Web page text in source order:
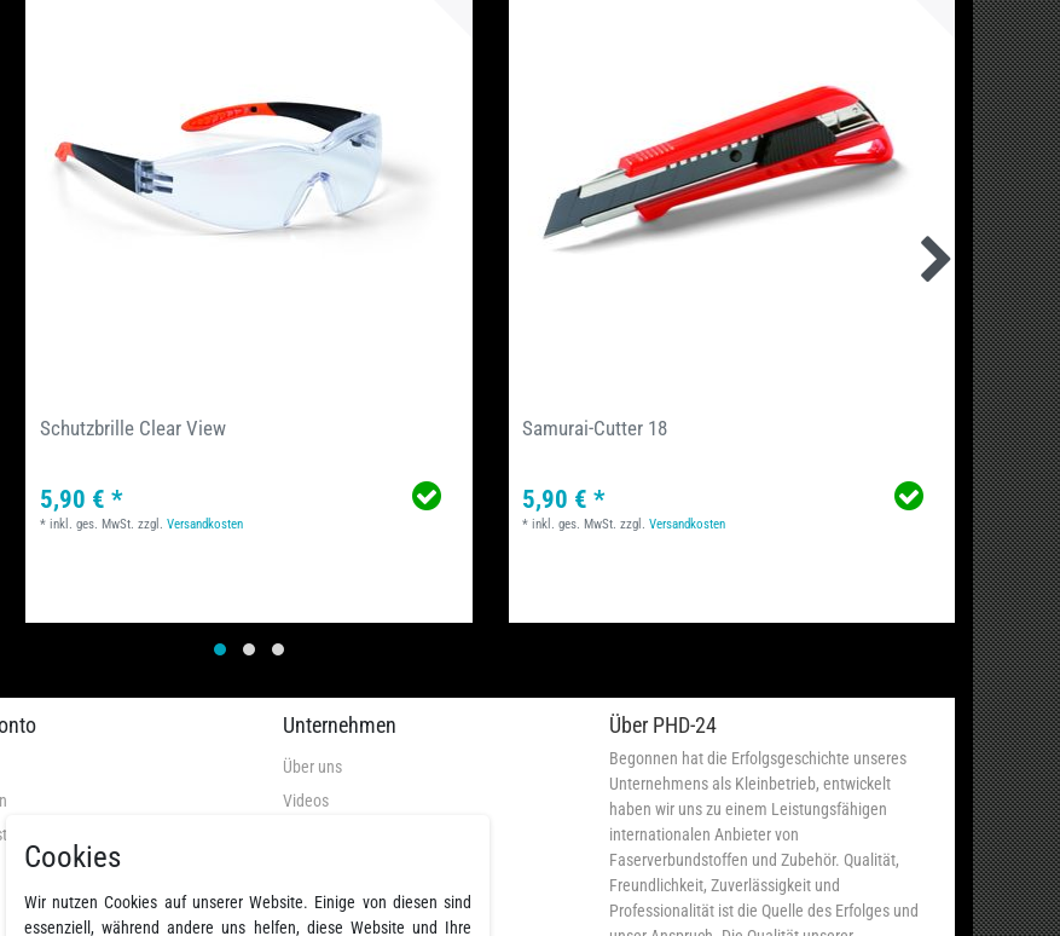
Schutzbrille Clear View
5,90 € *
* inkl. ges. MwSt. zzgl. Versandkosten
Samurai-Cutter 18
5,90 € *
* inkl. ges. MwSt. zzgl. Versandkosten
6,59
*inkl.
Unternehmen
Über uns
Videos
Widerrufsrecht
Über PHD-24
Begonnen hat die Erfolgsgeschichte unseres
Unternehmens als Kleinbetrieb, entwickelt
haben wir uns zu einem Leistungsfähigen
internationalen Anbieter von
Faserverbundstoffen und Zubehör. Qualität,
Freundlichkeit, Zuverlässigkeit und
Professionalität ist die Quelle des Erfolges und
Cookies
Wir nutzen Cookies auf unserer Website. Einige von diesen sind
essenziell, während andere uns helfen, diese Website und Ihre